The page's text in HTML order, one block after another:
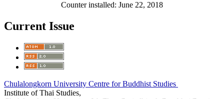
Counter installed: June 22, 2018
Current Issue
Chulalongkorn University Centre for Buddhist Studies
Institute of Thai Studies,